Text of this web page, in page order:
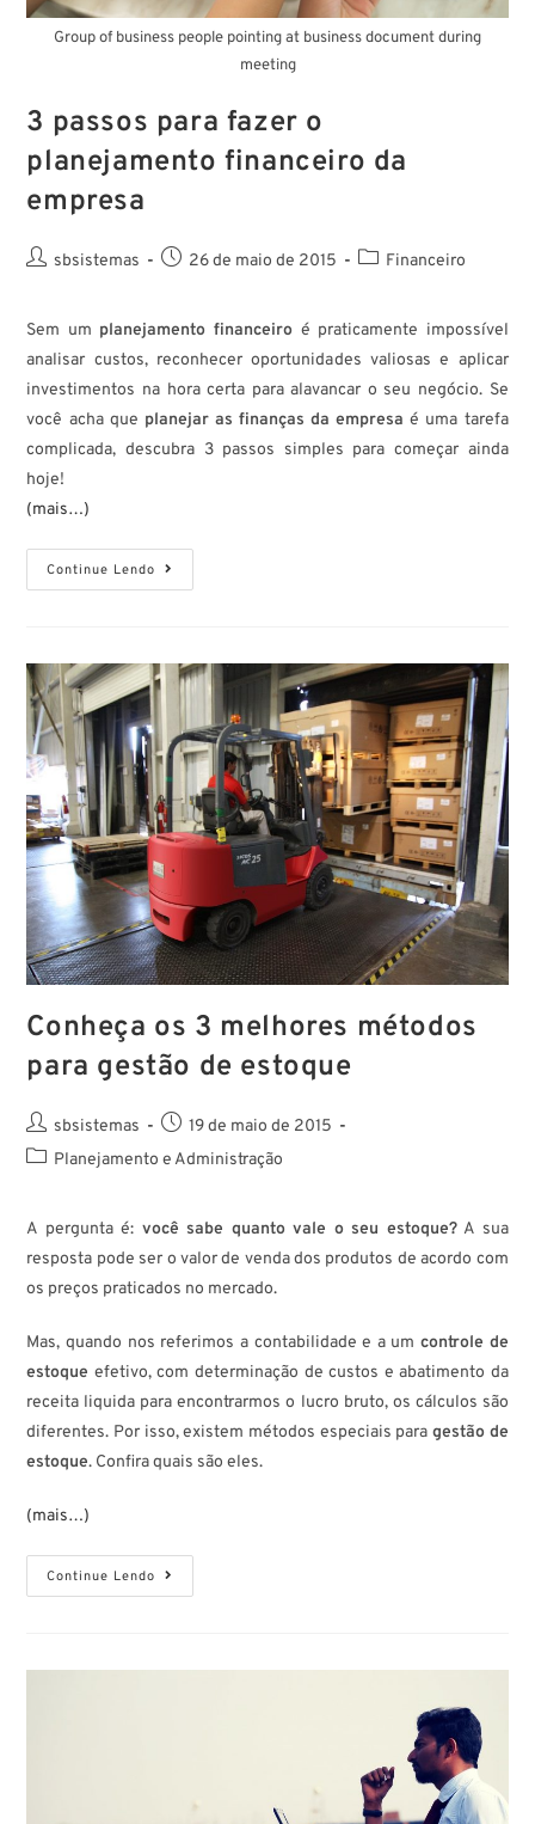
Group of business people pointing at business document during
meeting
3 passos para fazer o
planejamento financeiro da
empresa
sbsistemas 26 de maio de 2015 Financeiro
Sem um planejamento financeiro é praticamente impossível
analisar custos, reconhecer oportunidades valiosas e aplicar
investimentos na hora certa para alavancar o seu negócio. Se
você acha que planejar as finanças da empresa é uma tarefa
complicada, descubra 3 passos simples para começar ainda
hoje!
(mais…)
Continue Lendo
Conheça os 3 melhores métodos
para gestão de estoque
sbsistemas
19 de maio de 2015
Planejamento e Administração
A pergunta é: você sabe quanto vale o seu estoque?A sua
resposta pode ser o valor de venda dos produtos de acordo com
os preços praticados no mercado.
Mas, quando nos referimos a contabilidade e a um controle de
estoque efetivo, com determinação de custos e abatimento da
receita liquida para encontrarmos o lucro bruto, os cálculos são
diferentes. Por isso, existem métodos especiais para gestão de
estoque. Confira quais são eles.
(mais…)
Continue Lendo